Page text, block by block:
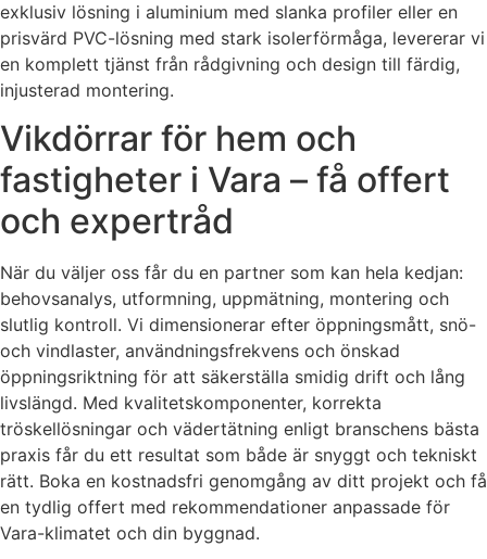
exklusiv lösning i aluminium med slanka profiler eller en
prisvärd PVC-lösning med stark isolerförmåga, levererar vi
en komplett tjänst från rådgivning och design till färdig,
injusterad montering.
Vikdörrar för hem och
fastigheter i Vara – få offert
och expertråd
När du väljer oss får du en partner som kan hela kedjan:
behovsanalys, utformning, uppmätning, montering och
slutlig kontroll. Vi dimensionerar efter öppningsmått, snö-
och vindlaster, användningsfrekvens och önskad
öppningsriktning för att säkerställa smidig drift och lång
livslängd. Med kvalitetskomponenter, korrekta
tröskellösningar och vädertätning enligt branschens bästa
praxis får du ett resultat som både är snyggt och tekniskt
rätt. Boka en kostnadsfri genomgång av ditt projekt och få
en tydlig offert med rekommendationer anpassade för
Vara-klimatet och din byggnad.